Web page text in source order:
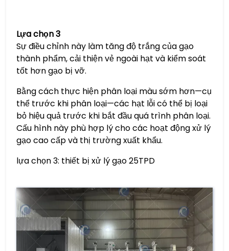
Lựa chọn 3
Sự điều chỉnh này làm tăng độ trắng của gạo
thành phẩm, cải thiện vẻ ngoài hạt và kiểm soát
tốt hơn gạo bị vỡ.
Bằng cách thực hiện phân loại màu sớm hơn—cụ
thể trước khi phân loại—các hạt lỗi có thể bị loại
bỏ hiệu quả trước khi bắt đầu quá trình phân loại.
Cấu hình này phù hợp lý cho các hoạt động xử lý
gạo cao cấp và thị trường xuất khẩu.
lựa chọn 3: thiết bị xử lý gạo 25TPD